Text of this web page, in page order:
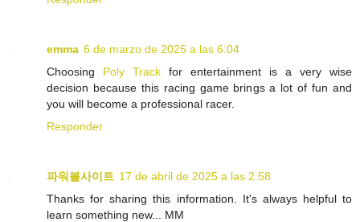
emma 6 de marzo de 2025 a las 6:04
Choosing Poly Track for entertainment is a very wise
decision because this racing game brings a lot of fun and
you will become a professional racer.
Responder
파워볼사이트 17 de abril de 2025 a las 2:58
Thanks for sharing this information. It's always helpful to
learn something new... MM